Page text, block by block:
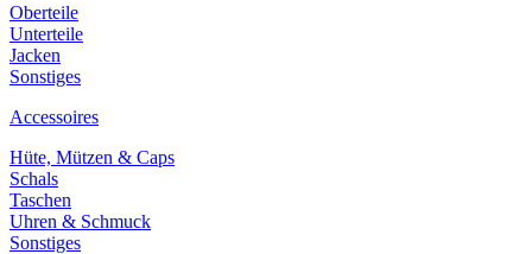
Oberteile
Unterteile
Jacken
Sonstiges
Accessoires
Hüte, Mützen & Caps
Schals
Taschen
Uhren & Schmuck
Sonstiges